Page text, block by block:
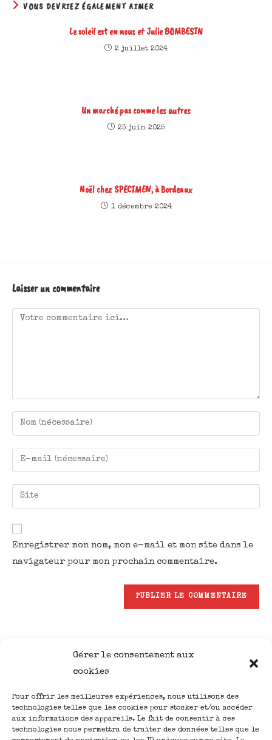
Gérer le consentement aux
cookies
Pour offrir les meilleures expériences, nous utilisons des
technologies telles que les cookies pour stocker et/ou accéder
aux informations des appareils. Le fait de consentir à ces
technologies nous permettra de traiter des données telles que le
VOUS DEVRIEZ ÉGALEMENT AIMER
Le soleil est en nous et Julie BOMBESIN
2 juillet 2024
Un marché pas comme les autres
23 juin 2025
Noël chez SPECIMEN, à Bordeaux
1 décembre 2024
Laisser un commentaire
Enregistrer mon nom, mon e-mail et mon site dans le
navigateur pour mon prochain commentaire.
ACCUEIL
CREATIONS
ATELIERS
Nous suivre